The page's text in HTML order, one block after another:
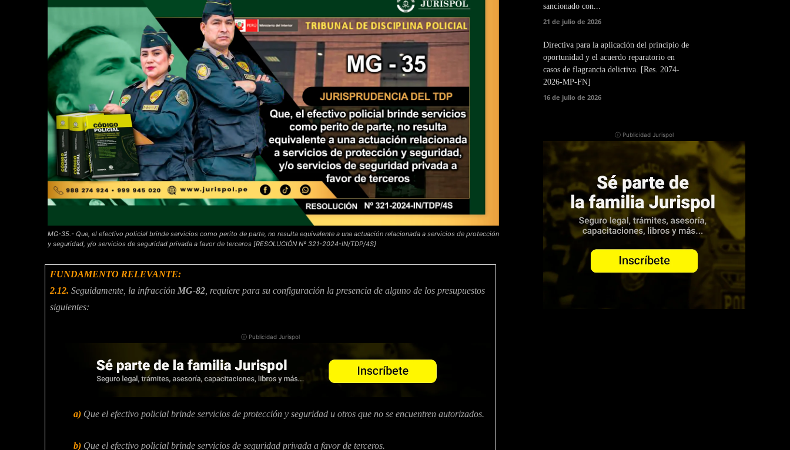
MG-35.- Que, el efectivo policial brinde servicios como perito de parte, no resulta equivalente a una actuación relacionada a servicios de protección
y seguridad, y/o servicios de seguridad privada a favor de terceros [RESOLUCIÓN Nº 321-2024-IN/TDP/4S]
FUNDAMENTO RELEVANTE:
2.12. Seguidamente, la infracción MG-82 , requiere para su configuración la presencia de alguno de los presupuestos
siguientes:
ⓘ Publicidad Jurispol
a) Que el efectivo policial brinde servicios de protección y seguridad u otros que no se encuentren autorizados.
b) Que el efectivo policial brinde servicios de seguridad privada a favor de terceros.
sancionado con...
21 de julio de 2026
Directiva para la aplicación del principio de
oportunidad y el acuerdo reparatorio en
casos de flagrancia delictiva. [Res. 2074-
2026-MP-FN]
16 de julio de 2026
ⓘ Publicidad Jurispol